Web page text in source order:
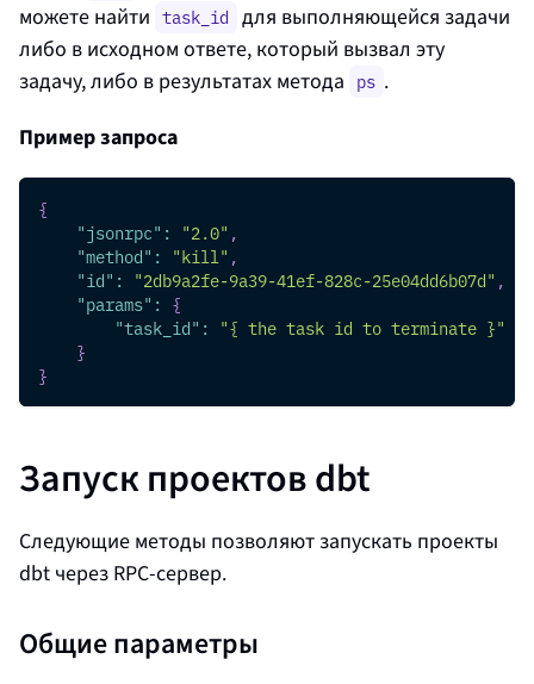
можете найти task_id для выполняющейся задачи
либо в исходном ответе, который вызвал эту
задачу, либо в результатах метода ps .
Пример запроса
{
"jsonrpc" : "2.0" ,
"method" : "kill" ,
"id" : "2db9a2fe-9a39-41ef-828c-25e04dd6b07d" ,
"params" : {
"task_id" :
"{ the task id to terminate }"
}
}
Запуск проектов dbt
Следующие методы позволяют запускать проекты
dbt через RPC-сервер.
Общие параметры